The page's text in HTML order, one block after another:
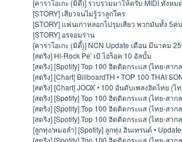
[คาราโอเกะ (มิดี้)] รวบรวมมาให้ครับ MIDI ทั้งหม
[STORY] เสียวจนไม่รู้ว่าลูกใคร
[STORY] แฟนเก่าหลอกไปรุมเสียว พวกมันทั้ง 5ค
[STORY] อรจอมร่าน
[คาราโอเกะ (มิดี้)] NCN Update เดือน มีนาคม
[สตริง] Hi-Rock Pe' เป้ ไฮร็อค 10 อัลบั้ม
[สตริง][Spotify] Top 100 ฮิตติดกระแส (ไทย-สาก
[สตริง][Chart] BillboardTH • TOP 100 THAI
[สตริง][Chart] JOOX • 100 อันดับเพลงฮิตไทย (ไ
[สตริง][Spotify] Top 100 ฮิตติดกระแส (ไทย-สาก
[สตริง][Spotify] Top 100 ฮิตติดกระแส (ไทย-สาก
[สตริง][Spotify] Top 100 ฮิตติดกระแส (ไทย-สาก
[ลูกทุ่ง/หมอลำ][Spotify] ลูกทุ่ง อินเทรนด์ •
[สตริง][Spotify] Top 100 ฮิตติดกระแส (ไทย-สาก